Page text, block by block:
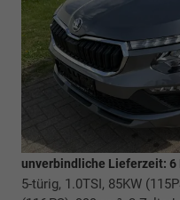
unverbindliche Lieferzeit: 6
5-türig, 1.0TSI, 85KW